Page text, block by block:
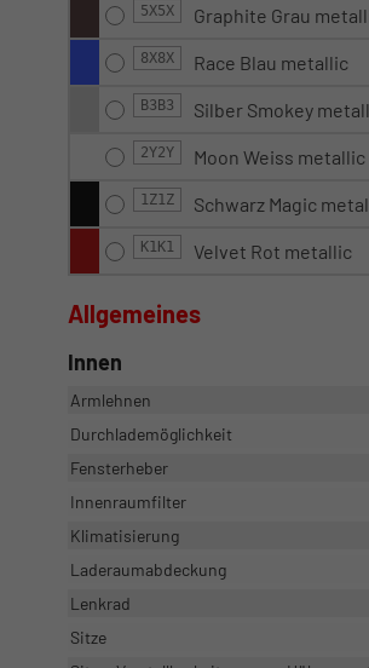
5X5X Graphite Grau
8X8X Race Blau metallic
B3B3 Silber Smokey
2Y2Y Moon Weiss metallic
1Z1Z Schwarz Magic
K1K1 Velvet Rot metallic
Allgemeines
Innen
Armlehnen
Durchlademöglichkeit
Fensterheber
Innenraumfilter
Klimatisierung
Laderaumabdeckung
Lenkrad
Sitze